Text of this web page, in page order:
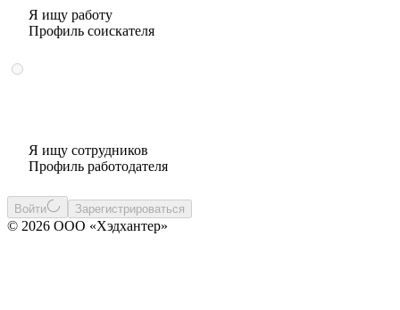
Я ищу работу
Профиль соискателя
Я ищу сотрудников
Профиль работодателя
Войти Зарегистрироваться
© 2026 ООО «Хэдхантер»